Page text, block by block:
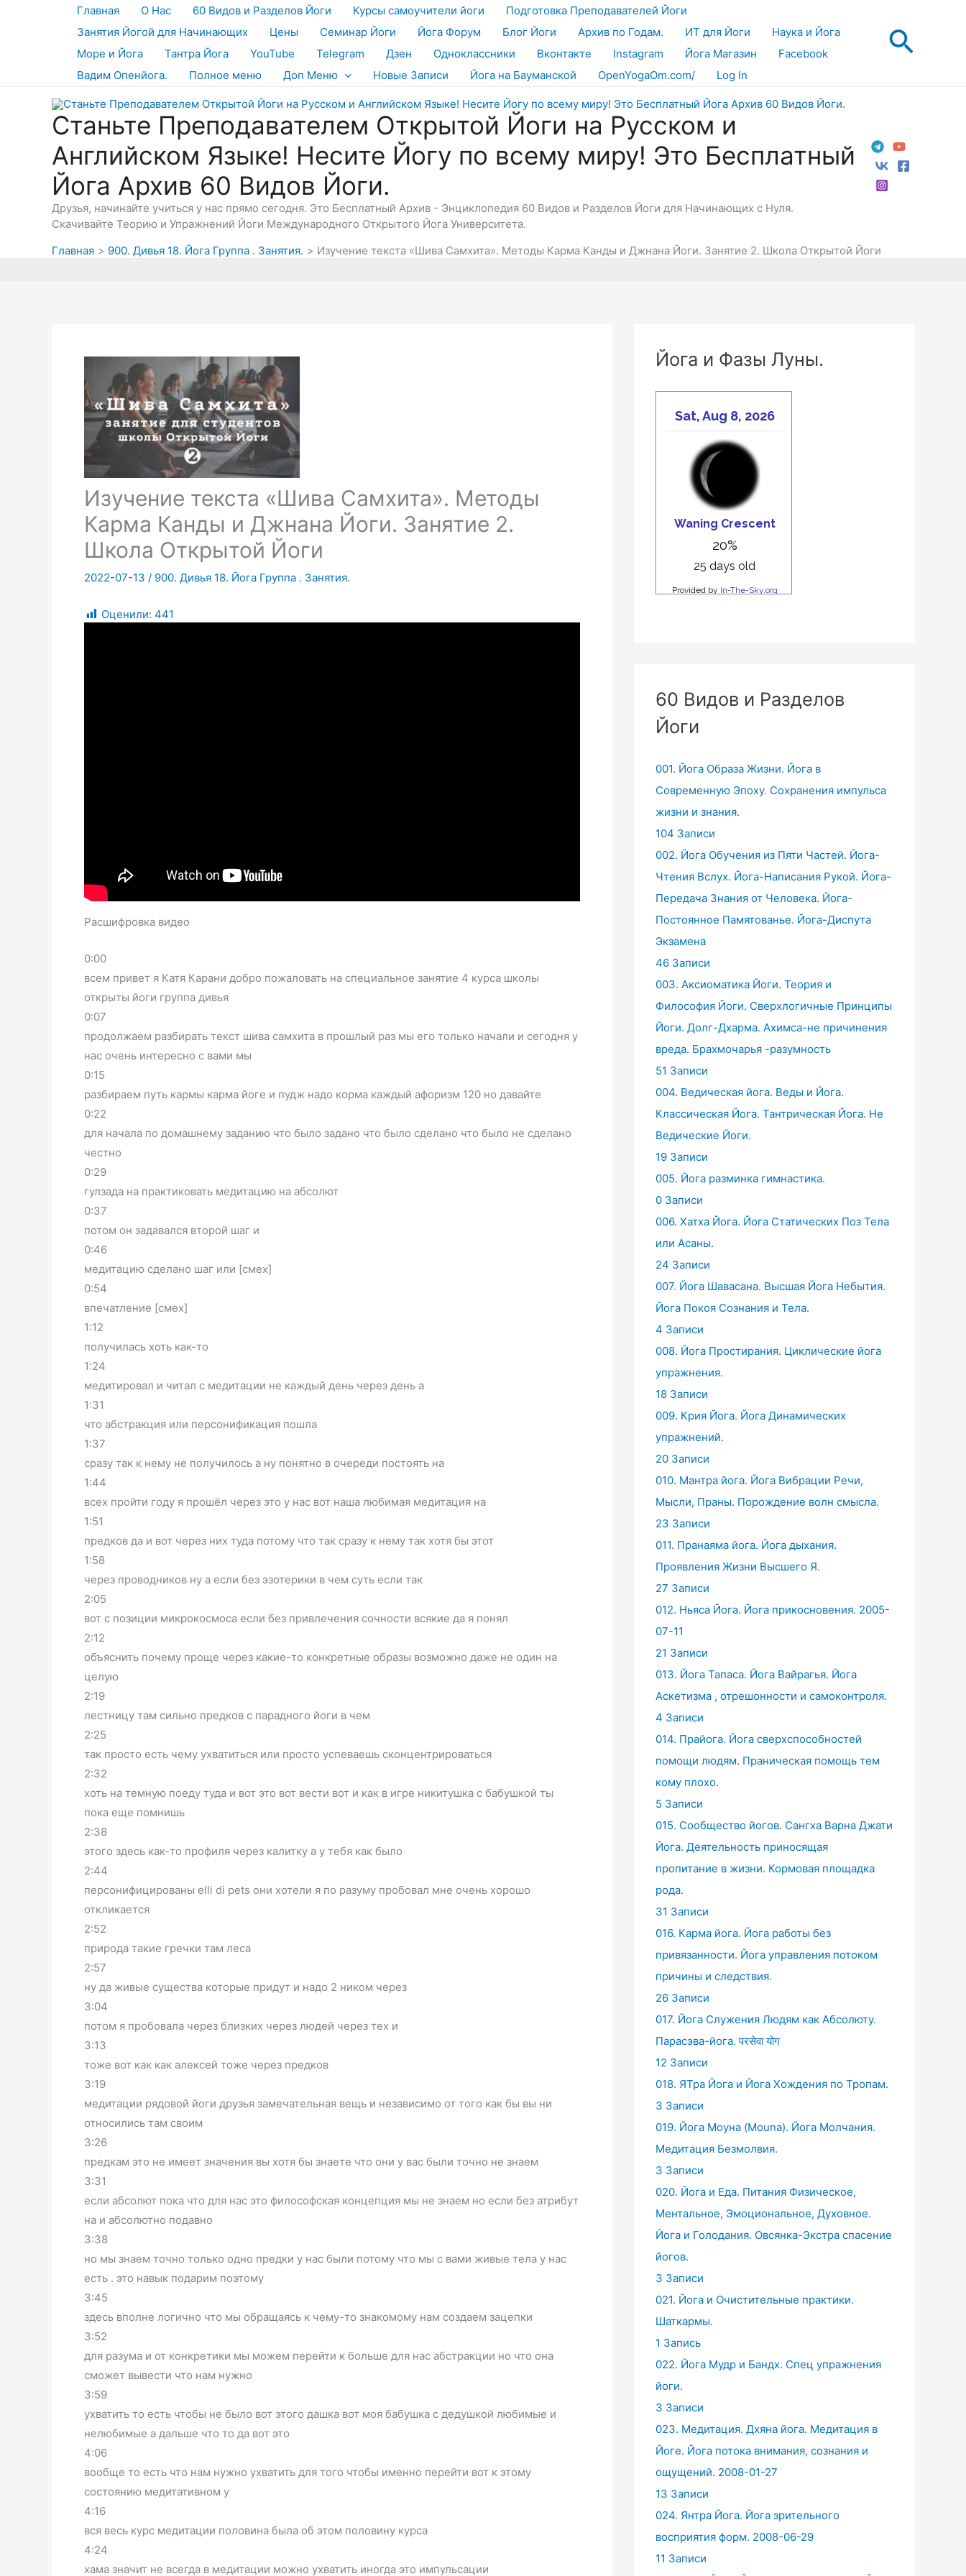
Главная О Нас 60 Видов и Разделов Йоги Курсы самоучители йоги
Подготовка Преподавателей Йоги
Занятия Йогой для Начинающих
Цены Семинар Йоги Йога Форум Блог Йоги Архив по Годам. ИТ для Йоги
Наука и Йога
Море и Йога
Тантра Йога YouTube Telegram Дзен Одноклассники Вконтакте Instagram Йога Магазин
Facebook
Вадим Опенйога.
Полное меню Доп Меню Новые Записи Йога на Бауманской OpenYogaOm.com/ Log In
Станьте Преподавателем Открытой Йоги на Русском и
Английском Языке! Несите Йогу по всему миру! Это Бесплатный
Йога Архив 60 Видов Йоги.
Друзья, начинайте учиться у нас прямо сегодня. Это Бесплатный Архив - Энциклопедия 60 Видов и Разделов Йоги для Начинающих с Нуля.
Скачивайте Теорию и Упражнений Йоги Международного Открытого Йога Университета.
Главная
900. Дивья 18. Йога Группа . Занятия. Изучение текста «Шива Самхита». Методы Карма Канды и Джнана Йоги. Занятие 2. Школа Открытой Йоги
Изучение текста «Шива Самхита». Методы
Карма Канды и Джнана Йоги. Занятие 2.
Школа Открытой Йоги
2022-07-13 / 900. Дивья 18. Йога Группа . Занятия.
Оценили: 441
Расшифровка видео
0:00
всем привет я Катя Карани добро пожаловать на специальное занятие 4 курса школы
открыты йоги группа дивья
0:07
продолжаем разбирать текст шива самхита в прошлый раз мы его только начали и сегодня у
нас очень интересно с вами мы
0:15
разбираем путь кармы карма йоге и пудж надо корма каждый афоризм 120 но давайте
0:22
для начала по домашнему заданию что было задано что было сделано что было не сделано
честно
0:29
гулзада на практиковать медитацию на абсолют
0:37
потом он задавался второй шаг и
0:46
медитацию сделано шаг или [смех]
0:54
впечатление [смех]
1:12
получилась хоть как-то
1:24
медитировал и читал с медитации не каждый день через день а
1:31
что абстракция или персонификация пошла
1:37
сразу так к нему не получилось а ну понятно в очереди постоять на
1:44
всех пройти году я прошёл через это у нас вот наша любимая медитация на
1:51
предков да и вот через них туда потому что так сразу к нему так хотя бы этот
1:58
через проводников ну а если без эзотерики в чем суть если так
2:05
вот с позиции микрокосмоса если без привлечения сочности всякие да я понял
2:12
объяснить почему проще через какие-то конкретные образы возможно даже не один на
целую
2:19
лестницу там сильно предков с парадного йоги в чем
2:25
так просто есть чему ухватиться или просто успеваешь сконцентрироваться
2:32
хоть на темную поеду туда и вот это вот вести вот и как в игре никитушка с бабушкой ты
пока еще помнишь
2:38
этого здесь как-то профиля через калитку а у тебя как было
2:44
персонифицированы elli di pets они хотели я по разуму пробовал мне очень хорошо
откликается
2:52
природа такие гречки там леса
2:57
ну да живые существа которые придут и надо 2 ником через
3:04
потом я пробовала через близких через людей через тех и
3:13
тоже вот как как алексей тоже через предков
3:19
медитации рядовой йоги друзья замечательная вещь и независимо от того как бы вы ни
относились там своим
3:26
предкам это не имеет значения вы хотя бы знаете что они у вас были точно не знаем
3:31
если абсолют пока что для нас это философская концепция мы не знаем но если без атрибут
на и абсолютно подавно
3:38
но мы знаем точно только одно предки у нас были потому что мы с вами живые тела у нас
есть . это навык подарим поэтому
3:45
здесь вполне логично что мы обращаясь к чему-то знакомому нам создаем зацепки
3:52
для разума и от конкретики мы можем перейти к больше для нас абстракции но что она
сможет вывести что нам нужно
3:59
ухватить то есть чтобы не было вот этого дашка вот моя бабушка с дедушкой любимые и
нелюбимые а дальше что то да вот это
4:06
вообще то есть что нам нужно ухватить для того чтобы именно перейти вот к этому
состоянию медитативном у
4:16
вся весь курс медитации половина была об этом половину курса
4:24
хама значит не всегда в медитации можно ухватить иногда это импульсации
Йога и Фазы Луны.
60 Видов и Разделов
Йоги
001. Йога Образа Жизни. Йога в
Современную Эпоху. Сохранения импульса
жизни и знания.
104 Записи
002. Йога Обучения из Пяти Частей. Йога-
Чтения Вслух. Йога-Написания Рукой. Йога-
Передача Знания от Человека. Йога-
Постоянное Памятованье. Йога-Диспута
Экзамена
46 Записи
003. Аксиоматика Йоги. Теория и
Философия Йоги. Сверхлогичные Принципы
Йоги. Долг-Дхарма. Ахимса-не причинения
вреда. Брахмочарья -разумность
51 Записи
004. Ведическая йога. Веды и Йога.
Классическая Йога. Тантрическая Йога. Не
Ведические Йоги.
19 Записи
005. Йога разминка гимнастика.
0 Записи
006. Хатха Йога. Йога Статических Поз Тела
или Асаны.
24 Записи
007. Йога Шавасана. Высшая Йога Небытия.
Йога Покоя Сознания и Тела.
4 Записи
008. Йога Простирания. Циклические йога
упражнения.
18 Записи
009. Крия Йога. Йога Динамических
упражнений.
20 Записи
010. Мантра йога. Йога Вибрации Речи,
Мысли, Праны. Порождение волн смысла.
23 Записи
011. Пранаяма йога. Йога дыхания.
Проявления Жизни Высшего Я.
27 Записи
012. Ньяса Йога. Йога прикосновения. 2005-
07-11
21 Записи
013. Йога Тапаса. Йога Вайрагья. Йога
Аскетизма , отрешонности и самоконтроля.
4 Записи
014. Прайога. Йога сверхспособностей
помощи людям. Праническая помощь тем
кому плохо.
5 Записи
015. Сообщество йогов. Сангха Варна Джати
Йога. Деятельность приносящая
пропитание в жизни. Кормовая площадка
рода.
31 Записи
016. Карма йога. Йога работы без
привязанности. Йога управления потоком
причины и следствия.
26 Записи
017. Йога Служения Людям как Абсолюту.
Парасэва-йога. परसेवा योग
12 Записи
018. ЯТра Йога и Йога Хождения по Тропам.
3 Записи
019. Йога Моуна (Mouna). Йога Молчания.
Медитация Безмолвия.
3 Записи
020. Йога и Еда. Питания Физическое,
Ментальное, Эмоциональное, Духовное.
Йога и Голодания. Овсянка-Экстра спасение
йогов.
3 Записи
021. Йога и Очистительные практики.
Шаткармы.
1 Запись
022. Йога Мудр и Бандх. Спец упражнения
йоги.
3 Записи
023. Медитация. Дхяна йога. Медитация в
Йоге. Йога потока внимания, сознания и
ощущений. 2008-01-27
13 Записи
024. Янтра Йога. Йога зрительного
восприятия форм. 2008-06-29
11 Записи